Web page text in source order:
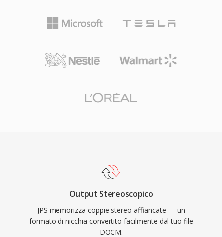
Output Stereoscopico
JPS memorizza coppie stereo affiancate — un
formato di nicchia convertito facilmente dal tuo file
DOCM.